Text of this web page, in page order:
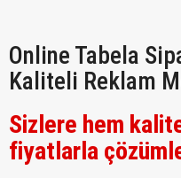
Online Tabela
Kaliteli Reklam
Sizlere hem
fiyatlarla